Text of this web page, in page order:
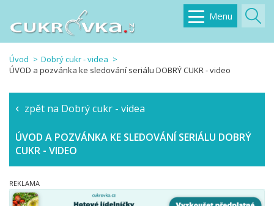
Menu
Úvod
Dobrý cukr - videa
ÚVOD a pozvánka ke sledování seriálu DOBRÝ CUKR - video
zpět na Dobrý cukr - videa
ÚVOD A POZVÁNKA KE SLEDOVÁNÍ SERIÁLU DOBRÝ
CUKR - VIDEO